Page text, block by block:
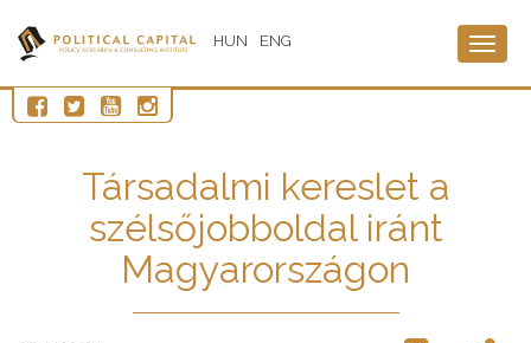
HUN ENG
Társadalmi kereslet a
szélsőjobboldal iránt
Magyarországon